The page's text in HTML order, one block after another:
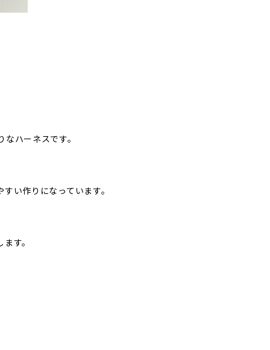
ハーネスです。
い作りになっています。
す。